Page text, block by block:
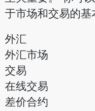
于市场和交易的基
外汇
外汇市场
交易
在线交易
差价合约